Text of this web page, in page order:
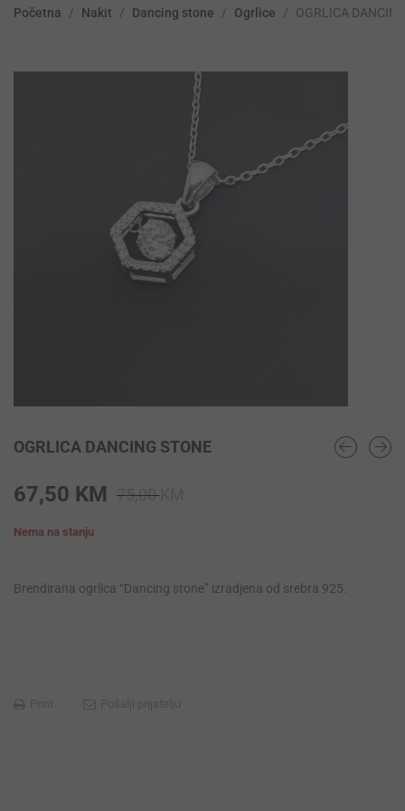
Početna / Nakit / Dancing stone / Ogrlice / OGRLICA
OGRLICA DANCING STONE
75,00
67,50 KM
Nema na stanju
Brendirana ogrlica “Dancing stone” izradjena od srebra 925.